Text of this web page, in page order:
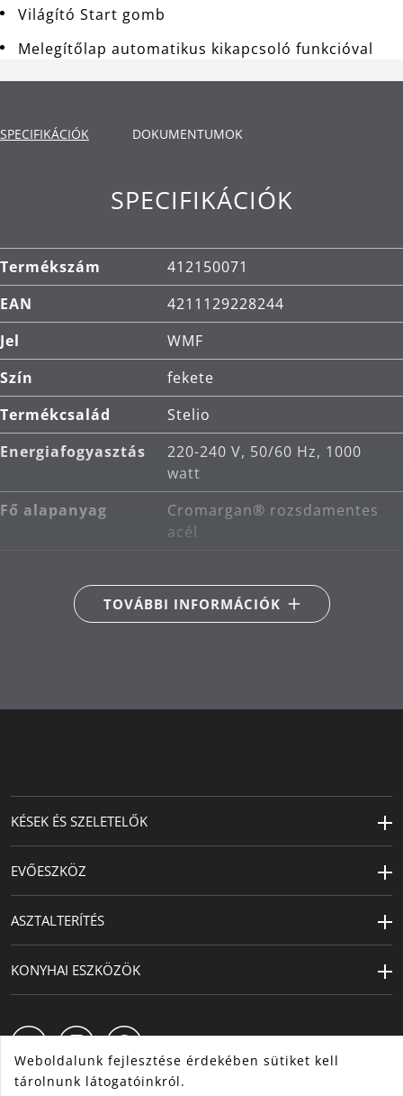
Világító Start gomb
Melegítőlap automatikus kikapcsoló funkcióval
SPECIFIKÁCIÓK DOKUMENTUMOK
SPECIFIKÁCIÓK
Termékszám
412150071
EAN
4211129228244
Jel
WMF
Szín
fekete
Termékcsalád
Stelio
Energiafogyasztás
220-240 V, 50/60 Hz, 1000
watt
Fő alapanyag
Cromargan® rozsdamentes
acél
TOVÁBBI INFORMÁCIÓK
KÉSEK ÉS SZELETELŐK
EVŐESZKÖZ
ASZTALTERÍTÉS
KONYHAI ESZKÖZÖK
Weboldalunk fejlesztése érdekében sütiket kell
tárolnunk látogatóinkról.